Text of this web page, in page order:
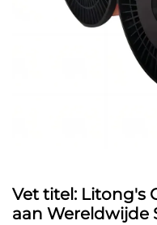
Vet titel: Litong's
aan Wereldwijde